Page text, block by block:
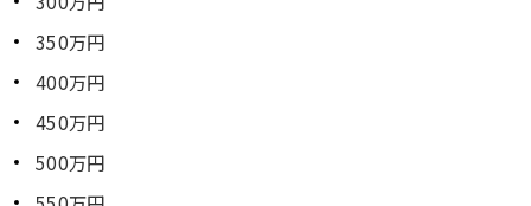
350万円
400万円
450万円
500万円